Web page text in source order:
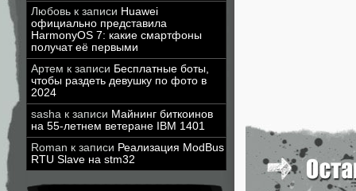
Любовь к записи Huawei
официально представила
HarmonyOS 7: какие смартфоны
получат её первыми
Артем к записи Бесплатные боты,
чтобы раздеть девушку по фото в
2024
sasha к записи Майнинг биткоинов
на 55-летнем ветеране IBM 1401
Roman к записи Реализация ModBus
RTU Slave на stm32